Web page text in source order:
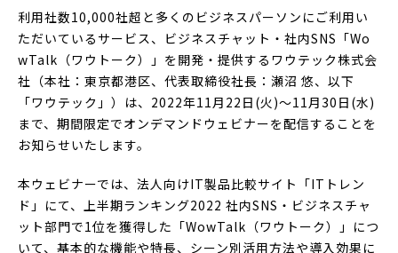
利用社数10,000社超と多くのビジネスパーソンにご利用い
ただいているサービス、ビジネスチャット・社内SNS「Wo
wTalk（ワウトーク）」を開発・提供するワウテック株式会
社（本社：東京都港区、代表取締役社長：瀬沼 悠、以下
「ワウテック」）は、2022年11月22日(火)〜11月30日(水)
まで、期間限定でオンデマンドウェビナーを配信することを
お知らせいたします。
本ウェビナーでは、法人向けIT製品比較サイト「ITトレン
ド」にて、上半期ランキング2022 社内SNS・ビジネスチャ
ット部門で1位を獲得した「WowTalk（ワウトーク）」につ
いて、基本的な機能や特長、シーン別活用方法や導入効果に